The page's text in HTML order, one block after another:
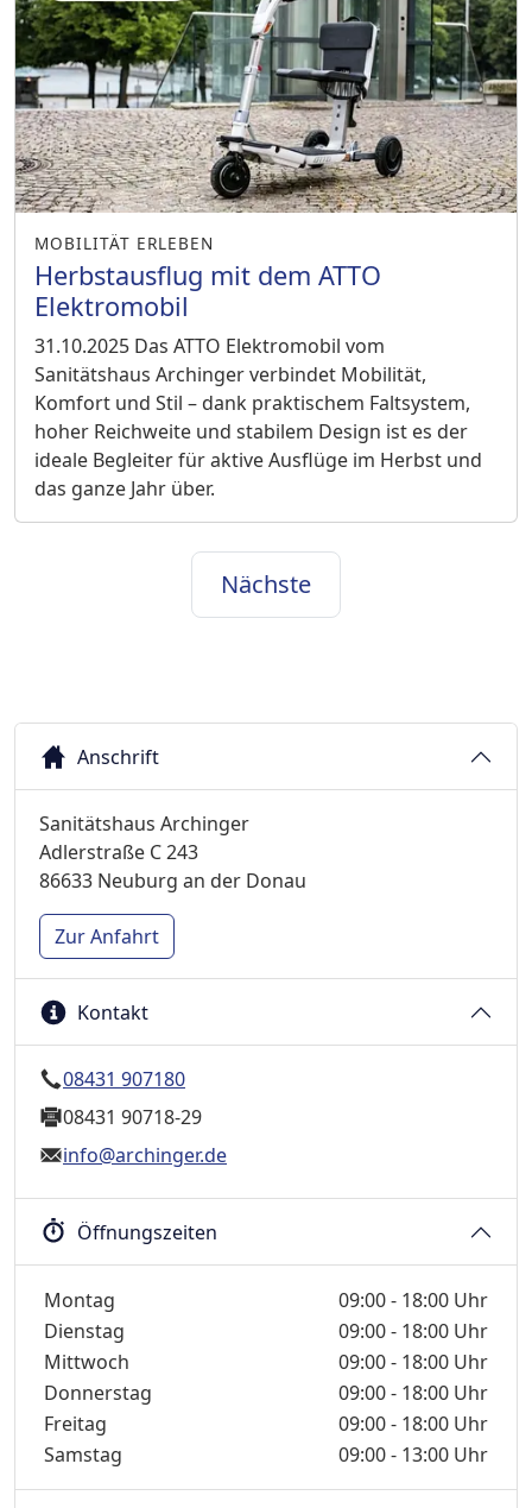
MOBILITÄT ERLEBEN
Herbstausflug mit dem ATTO
Elektromobil
31.10.2025 Das ATTO Elektromobil vom
Sanitätshaus Archinger verbindet Mobilität,
Komfort und Stil – dank praktischem Faltsystem,
hoher Reichweite und stabilem Design ist es der
ideale Begleiter für aktive Ausflüge im Herbst und
das ganze Jahr über.
Nächste
Anschrift
Sanitätshaus Archinger
Adlerstraße C 243
86633 Neuburg an der Donau
Zur Anfahrt
Kontakt
08431 907180
08431 90718-29
info@archinger.de
Öffnungszeiten
Wochentage / Monate
Öffnungszeiten / Hinweise
Montag
09:00 - 18:00 Uhr
Dienstag
09:00 - 18:00 Uhr
Mittwoch
09:00 - 18:00 Uhr
Donnerstag
09:00 - 18:00 Uhr
Freitag
09:00 - 18:00 Uhr
Samstag
09:00 - 13:00 Uhr